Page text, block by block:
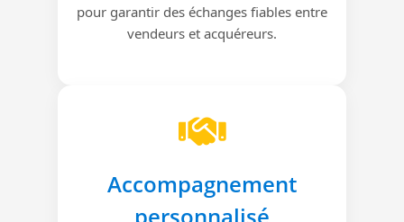
pour garantir des échanges fiables entre
vendeurs et acquéreurs.
Accompagnement
personnalisé